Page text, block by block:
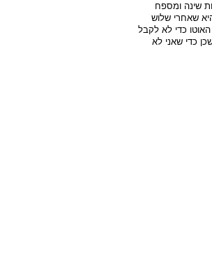
שינה ומספח
שאחרי שלוש
כדי לא לקבל
כדי שאני לא